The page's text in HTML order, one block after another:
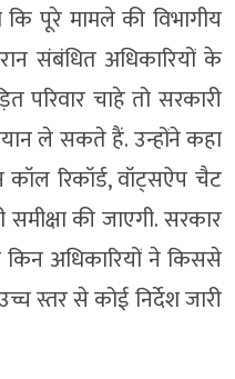
पूरे मामले की विभागीय
संबंधित अधिकारियों के
परिवार चाहे तो सरकारी
ले सकते हैं. उन्होंने कहा
रिकॉर्ड, वॉट्सऐप चैट
की जाएगी. सरकार
अधिकारियों ने किससे
स्तर से कोई निर्देश जारी